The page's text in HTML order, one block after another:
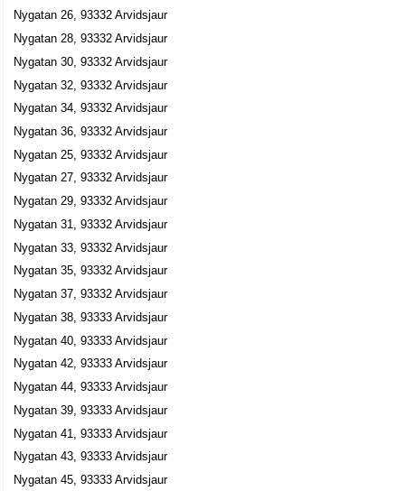
Nygatan 26, 93332 Arvidsjaur
Nygatan 28, 93332 Arvidsjaur
Nygatan 30, 93332 Arvidsjaur
Nygatan 32, 93332 Arvidsjaur
Nygatan 34, 93332 Arvidsjaur
Nygatan 36, 93332 Arvidsjaur
Nygatan 25, 93332 Arvidsjaur
Nygatan 27, 93332 Arvidsjaur
Nygatan 29, 93332 Arvidsjaur
Nygatan 31, 93332 Arvidsjaur
Nygatan 33, 93332 Arvidsjaur
Nygatan 35, 93332 Arvidsjaur
Nygatan 37, 93332 Arvidsjaur
Nygatan 38, 93333 Arvidsjaur
Nygatan 40, 93333 Arvidsjaur
Nygatan 42, 93333 Arvidsjaur
Nygatan 44, 93333 Arvidsjaur
Nygatan 39, 93333 Arvidsjaur
Nygatan 41, 93333 Arvidsjaur
Nygatan 43, 93333 Arvidsjaur
Nygatan 45, 93333 Arvidsjaur